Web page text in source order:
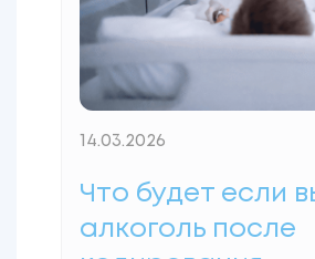
14.03.2026
Что будет если
алкоголь после